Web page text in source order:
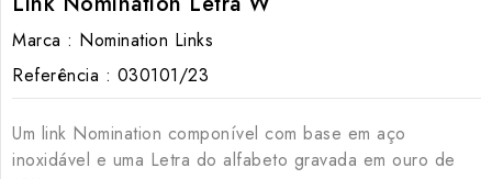
Marca : Nomination Links
Referência : 030101/23
Um link Nomination componível com base em aço
inoxidável e uma Letra do alfabeto gravada em ouro de